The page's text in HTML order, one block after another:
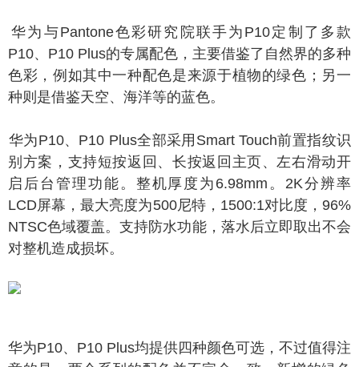
与Pantone色彩研究院联手为P10定制了多款
P10、P10 Plus的专属配色，主要借鉴了自然界的多种
色彩，例如其中一种配色是来源于植物的绿色；另一
种则是借鉴天空、海洋等的蓝色。
P10、P10 Plus全部采用Smart Touch前置指纹识
别方案，支持短按返回、长按返回主页、左右滑动开
启后台管理功能。整机厚度为6.98mm。2K分辨率
LCD屏幕，最大亮度为500尼特，1500:1对比度，96%
NTSC色域覆盖。支持防水功能，落水后立即取出不会
对整机造成损坏。
P10、P10 Plus均提供四种颜色可选，不过值得注